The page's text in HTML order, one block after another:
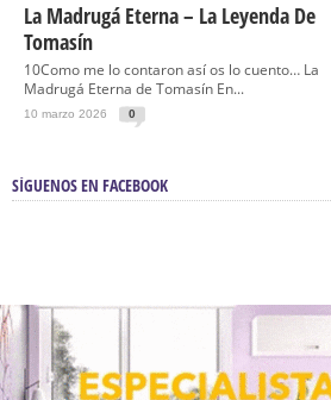
La Madrugá Eterna – La Leyenda De
Tomasín
10Como me lo contaron así os lo cuento… La
Madrugá Eterna de Tomasín En...
10 marzo 2026 0
SÍGUENOS EN FACEBOOK